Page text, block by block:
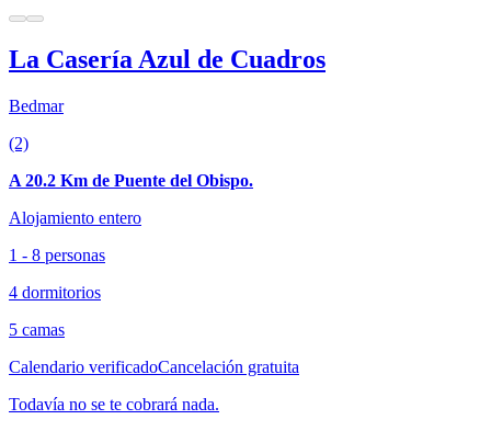
La Casería Azul de Cuadros
Bedmar
(2)
A 20.2 Km de Puente del Obispo.
Alojamiento entero
1 - 8 personas
4 dormitorios
5 camas
Calendario verificadoCancelación gratuita
Todavía no se te cobrará nada.